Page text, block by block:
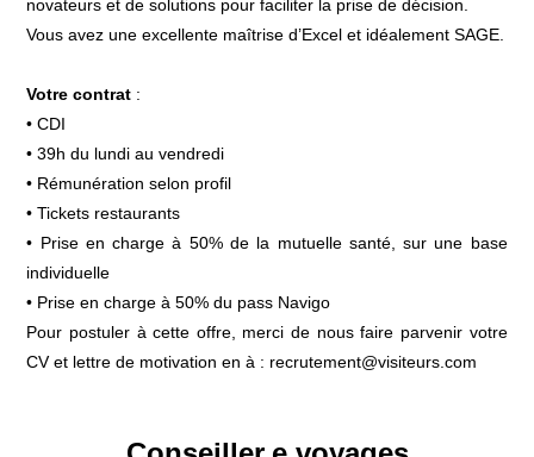
novateurs et de solutions pour faciliter la prise de décision.
Vous avez une excellente maîtrise d’Excel et idéalement SAGE.
Votre contrat :
• CDI
• 39h du lundi au vendredi
• Rémunération selon profil
• Tickets restaurants
• Prise en charge à 50% de la mutuelle santé, sur une base
individuelle
• Prise en charge à 50% du pass Navigo
Pour postuler à cette offre, merci de nous faire parvenir votre
CV et lettre de motivation en à : recrutement@visiteurs.com